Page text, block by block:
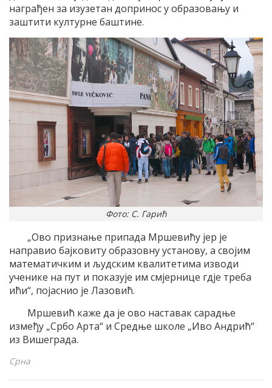
награђен за изузетан допринос у образовању и
заштити културне баштине.
Фото: С. Гарић
„Ово признање припада Мршевићу јер је
направио бајковиту образовну установу, а својим
математичким и људским квалитетима изводи
ученике на пут и показује им смјернице гдје треба
ићи“, појаснио је Лазовић.
Мршевић каже да је ово наставак сарадње
између „Србо Арта“ и Средње школе „Иво Андрић“
из Вишеграда.
Срна